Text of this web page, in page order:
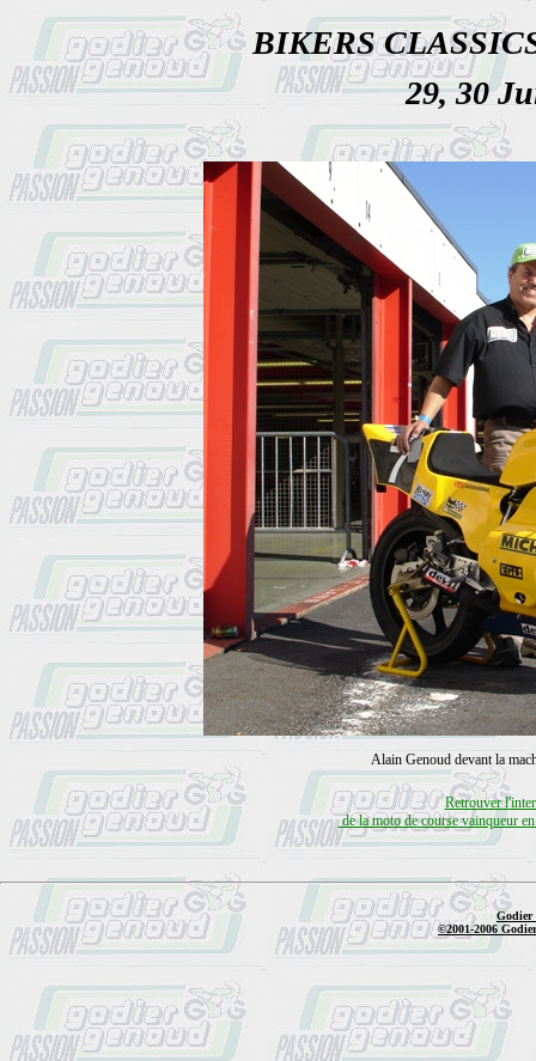
BIKERS
29, 30
Alain Genoud devant la
Retrouver
de la moto de course vainqueur
Godier
©2001-2006